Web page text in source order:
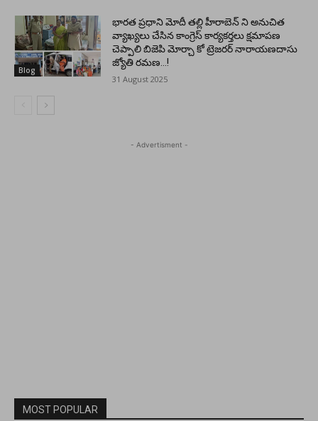
Blog
భారత ప్రధాని మోదీ తల్లి హీరాబెన్ ని అనుచిత
వ్యాఖ్యలు చేసిన కాంగ్రెస్ కార్యకర్తలు క్షమాపణ
చెప్పాలి బిజెపి మోర్చా కో ట్రెజరర్ నారాయణదాసు
జ్యోతి రమణ…!
31 August 2025
- Advertisment -
MOST POPULAR